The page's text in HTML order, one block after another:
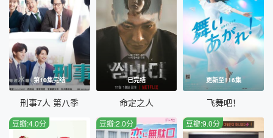
第10集完结
刑事7人 第八季
已完结
命定之人
更新至116集
飞舞吧！
豆瓣:4.0分 豆瓣:2.0分 豆瓣:9.0分